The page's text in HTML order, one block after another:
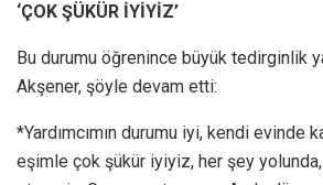
‘ÇOK ŞÜKÜR İYİYİZ’
Bu durumu öğrenince büyük tedirginlik
Akşener, şöyle devam etti:
*Yardımcımın durumu iyi, kendi evinde
eşimle çok şükür iyiyiz, her şey